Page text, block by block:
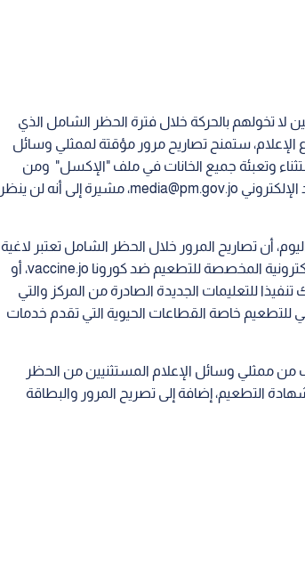
لا تخولهم بالحركة خلال فترة الحظر الشامل الذي
ستمنح تصاريح مرور مؤقتة لممثلي وسائل
وتعبئة جميع الخانات في ملف "الإكسل" ومن
media@pm.gov.jo، مشيرة إلى أنه لن ينظر
أن تصاريح المرور خلال الحظر الشامل تعتبر لاغية
إلا إذا تم إبراز ما يثبت تسجيل صاحب التصريح على المنصة الإلكترونية المخصصة للتطعيم ضد كورونا vaccine.jo، أو
للتعليمات الجديدة الصادرة من المركز والتي
للتطعيم خاصة القطاعات الحيوية التي تقدم خدمات
من ممثلي وسائل الإعلام المستثنيين من الحظر
التطعيم، إضافة إلى تصريح المرور والبطاقة